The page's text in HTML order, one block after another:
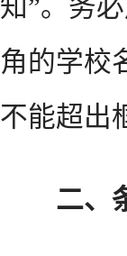
知”。务
角的学校
不能超出
二、